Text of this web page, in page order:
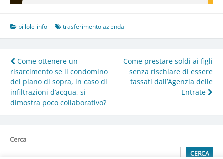
pillole-info trasferimento azienda
Navigazione
articoli
Come ottenere un
risarcimento se il condomino
del piano di sopra, in caso di
infiltrazioni d’acqua, si
dimostra poco collaborativo?
Come prestare soldi ai figli
senza rischiare di essere
tassati dall’Agenzia delle
Entrate
Cerca
CERCA